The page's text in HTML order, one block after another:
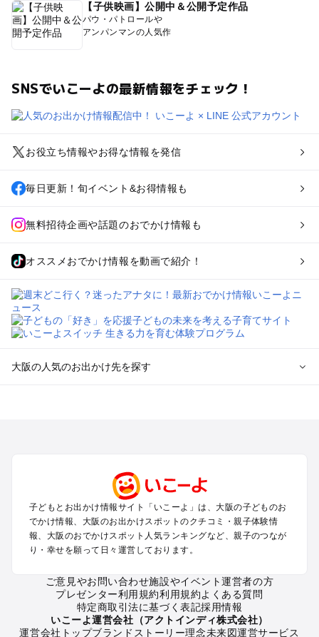
【子供映画】公開中＆公開予定作品
パウ・パトロールや
アンパンマンの人気作
SNSでいこーよの最新情報をチェック！
お役立ち情報やお得な情報を発信
毎日更新！旬イベント&お得情報も
無料招待企画や話題のおでかけ情報も
オススメおでかけ情報を動画で紹介！
大阪の人気のお出かけ先を探す
梅田・キタ・淀屋橋・本町・福島のプールお出かけ
東大阪・八尾・寝屋川・守口・門真のプールお出かけ
大阪ベイエリア（USJ・南港）のプールお出かけ
なんば・心斎橋・道頓堀・四ツ橋・ミナミのプールお出かけ
天王寺・阿倍野・上本町・長居のプールお出かけ
新大阪・江坂・十三のプールお出かけ
大阪の定番お出かけスポット
大阪の遊園地
子どもとお出かけ情報サイト「いこーよ」は、大阪の子どものお
でかけ情報、大阪のお出かけスポットのクチコミ・親子体験情
報、大阪のおでかけスポット人気ランキングなど、親子のつなが
り・幸せを願って日々運営しております。
ご意見やお問い合わせ施設やイベント運営者の方
プレゼンター利用規約利用規約よくある質問
特定商取引法に基づく表記採用情報
いこーよ運営会社（アクトインディ株式会社）
運営会社トップブランドストーリー理念未来図運営サービス